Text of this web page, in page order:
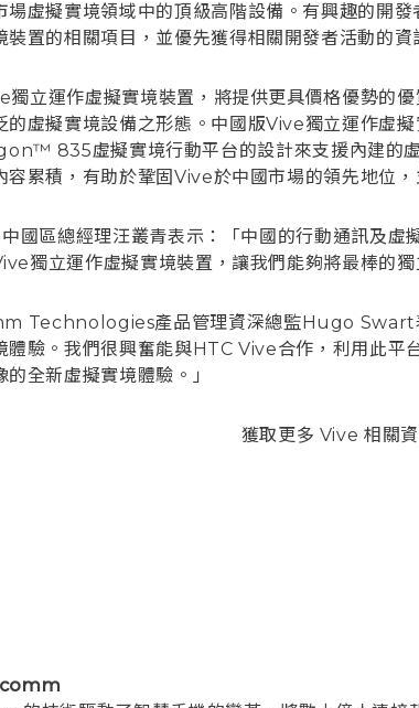
場虛擬實境領域中的頂級高階設備。有興趣的開發
裝置的相關項目，並優先獲得相關開發者活動的資
獨立運作虛擬實境裝置，將提供更具價格優勢的
的虛擬實境設備之形態。中國版Vive獨立運作
835虛擬實境行動平台的設計來支援內建的
容累積，有助於鞏固Vive於中國市場的領先地位
國區總經理汪叢青表示：「中國的行動通訊及
獨立運作虛擬實境裝置，讓我們能夠將最棒的
Technologies產品管理資深總監Hugo Swart
體驗。我們很興奮能與HTC Vive合作，利用此平
的全新虛擬實境體驗。」
獲取更多 Vive 相關